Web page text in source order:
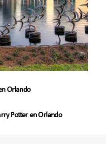
Orlando
Potter en Orlando